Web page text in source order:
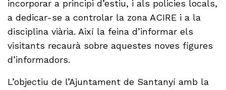
incorporar a principi d’estiu, i als policies locals,
a dedicar-se a controlar la zona ACIRE i a la
disciplina viària. Així la feina d’informar els
visitants recaurà sobre aquestes noves figures
d’informadors.
L’objectiu de l’Ajuntament de Santanyí amb la